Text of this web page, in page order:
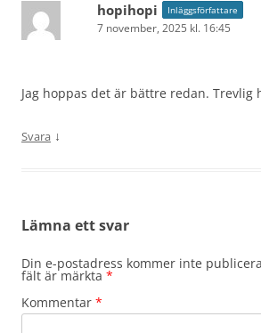
hopihopi Inläggsförfattare
7 november, 2025 kl. 16:45
Jag hoppas det är bättre redan. Trevlig
Svara ↓
Lämna ett svar
Din e-postadress kommer inte
fält är märkta *
Kommentar *